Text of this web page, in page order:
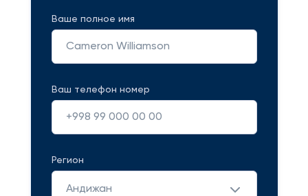
Ваше полное имя
Ваш телефон номер
Регион
Андижан